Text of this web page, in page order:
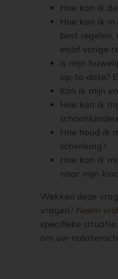
Hoe kan ik
Hoe kan ik
best
en/of vorige
Is mijn
up-to-date?
Kan ik mijn
Hoe kan ik
Hoe houd ik
schenking?
Hoe kan ik
naar mijn
Wekken deze
vragen? Neem
specifieke
om uw